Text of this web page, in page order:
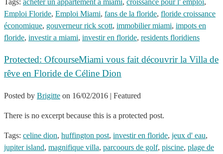
Emploi Floride, Emploi Miami, fans de la floride, floride croissance
économique, gouverneur rick scott, immobilier miami, impots en
floride, investir a miami, investir en floride, residents floridiens
Protected: OfcourseMiami vous fait découvrir la Villa de
rêve en Floride de Céline Dion
Posted by Brigitte on 16/02/2016 | Featured
There is no excerpt because this is a protected post.
Tags: celine dion, huffington post, investir en floride, jeux d' eau,
jupiter island, magnifique villa, parcoours de golf, piscine, plage de